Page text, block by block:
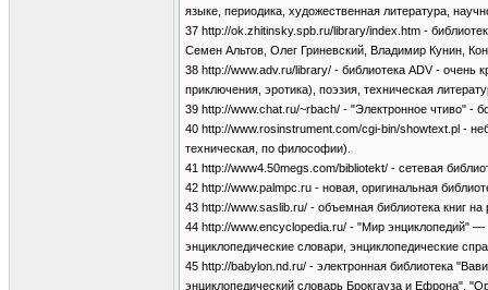
языке, периодика, художественная литература,
37 http://ok.zhitinsky.spb.ru/library/index.htm -
Семен Альтов, Олег Гриневский, Владимир Кунин,
38 http://www.adv.ru/library/ - библиотека ADV - oчень
приключения, эротика), поэзия, техническая
39 http://www.chat.ru/~rbach/ - "Электронное чтиво" -
40 http://www.rosinstrument.com/cgi-bin/showtext.pl -
техническая, по философии).
41 http://www4.50megs.com/bibliotekt/ - сетевая
42 http://www.palmpc.ru - новая, оригинальная
43 http://www.saslib.ru/ - объемная библиотека книг
44 http://www.encyclopedia.ru/ - "Мир энциклопедий" —
энциклопедические словари, энциклопедические
45 http://babylon.nd.ru/ - электронная библиотека
энциклопедический словарь Брокгауза и Ефрона",